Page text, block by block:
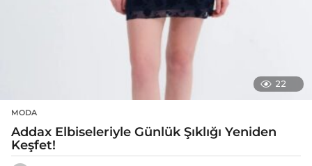
22
MODA
Addax Elbiseleriyle Günlük Şıklığı Yeniden
Keşfet!